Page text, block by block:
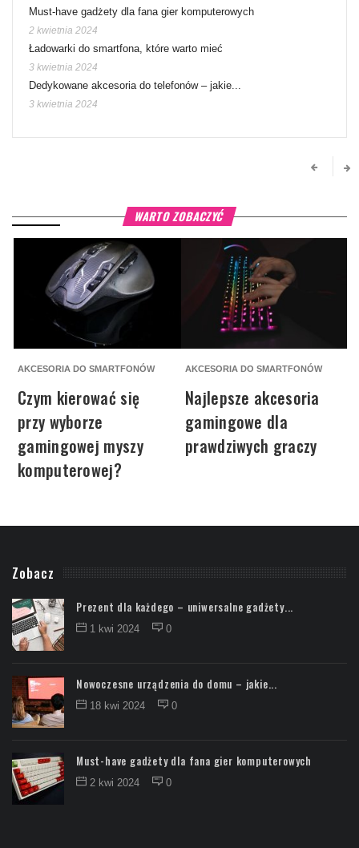
Must-have gadżety dla fana gier komputerowych
2 kwietnia 2024
Ładowarki do smartfona, które warto mieć
3 kwietnia 2024
Dedykowane akcesoria do telefonów – jakie...
3 kwietnia 2024
WARTO ZOBACZYĆ
AKCESORIA DO SMARTFONÓW
Czym kierować się
przy wyborze
gamingowej myszy
komputerowej?
AKCESORIA DO SMARTFONÓW
Najlepsze akcesoria
gamingowe dla
prawdziwych graczy
Zobacz
Prezent dla każdego – uniwersalne gadżety...
1 kwi 2024 0
Nowoczesne urządzenia do domu – jakie...
18 kwi 2024 0
Must-have gadżety dla fana gier komputerowych
2 kwi 2024 0